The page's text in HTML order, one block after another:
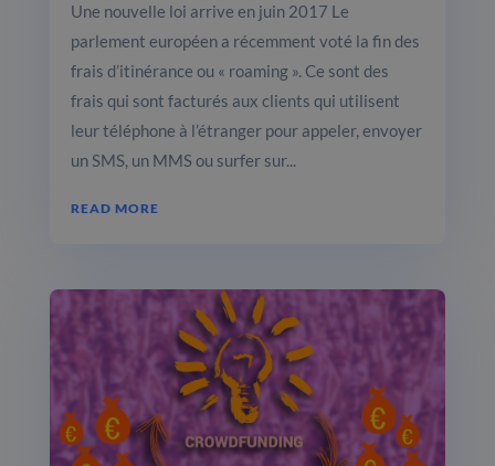
Une nouvelle loi arrive en juin 2017 Le
parlement européen a récemment voté la fin des
frais d’itinérance ou « roaming ». Ce sont des
frais qui sont facturés aux clients qui utilisent
leur téléphone à l’étranger pour appeler, envoyer
un SMS, un MMS ou surfer sur...
READ MORE